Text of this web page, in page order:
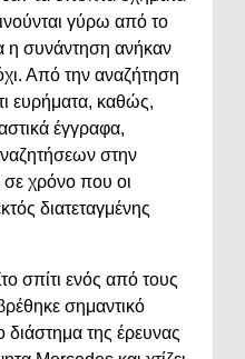
γύρω από το
η συνάντηση ανήκαν
Από την αναζήτηση
ευρήματα, καθώς,
έγγραφα,
στην
χρόνο που οι
διατεταγμένης
σπίτι ενός από τους
σημαντικό
της έρευνας